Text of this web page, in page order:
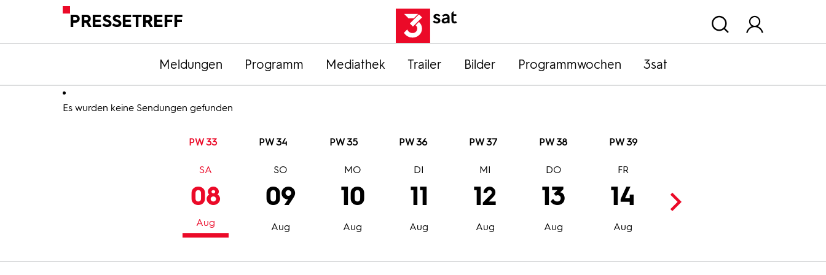
PRESSETREFF
Meldungen Programm Mediathek Trailer Bilder Programmwochen 3sat
Es wurden keine Sendungen gefunden
PW 33 PW 34 PW 35 PW 36 PW 37 PW 38 PW 39
08
Aug
SA
09
Aug
SO
10
Aug
MO
11
Aug
DI
12
Aug
MI
13
Aug
DO
14
Aug
FR
15